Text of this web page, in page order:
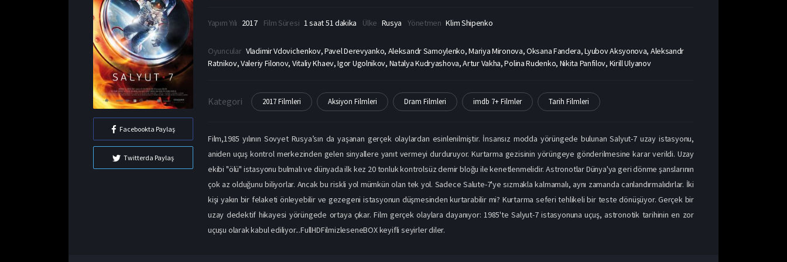
Facebookta Paylaş
Twitterda Paylaş
Yapım Yılı 2017 Film Süresi 1 saat 51 dakika Ülke Rusya Yönetmen Klim Shipenko
Oyuncular Vladimir Vdovichenkov, Pavel Derevyanko, Aleksandr Samoylenko, Mariya Mironova, Oksana Fandera, Lyubov Aksyonova, Aleksandr
Ratnikov, Valeriy Filonov, Vitaliy Khaev, Igor Ugolnikov, Natalya Kudryashova, Artur Vakha, Polina Rudenko, Nikita Panfilov, Kirill Ulyanov
Kategori 2017 Filmleri Aksiyon Filmleri Dram Filmleri imdb 7+ Filmler Tarih Filmleri
Film,1985 yılının Sovyet Rusya’sın da yaşanan gerçek olaylardan esinlenilmiştir. İnsansız modda yörüngede bulunan Salyut-7 uzay istasyonu,
aniden uçuş kontrol merkezinden gelen sinyallere yanıt vermeyi durduruyor. Kurtarma gezisinin yörüngeye gönderilmesine karar verildi. Uzay
ekibi "ölü" istasyonu bulmalı ve dünyada ilk kez 20 tonluk kontrolsüz demir bloğu ile kenetlenmelidir. Astronotlar Dünya'ya geri dönme şanslarının
çok az olduğunu biliyorlar. Ancak bu riskli yol mümkün olan tek yol. Sadece Salute-7'ye sızmakla kalmamalı, aynı zamanda canlandırmalıdırlar. İki
kişi yakın bir felaketi önleyebilir ve gezegeni istasyonun düşmesinden kurtarabilir mi? Kurtarma seferi tehlikeli bir teste dönüşüyor. Gerçek bir
uzay dedektif hikayesi yörüngede ortaya çıkar. Film gerçek olaylara dayanıyor: 1985'te Salyut-7 istasyonuna uçuş, astronotik tarihinin en zor
uçuşu olarak kabul ediliyor...FullHDFilmizleseneBOX keyifli seyirler diler.